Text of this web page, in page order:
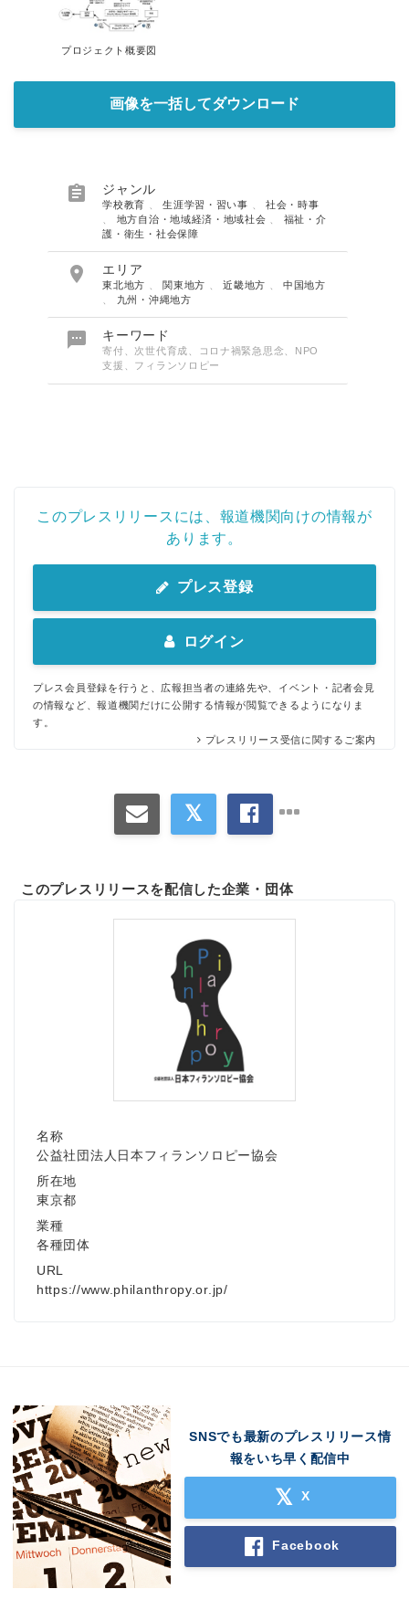
プロジェクト概要図
画像を一括してダウンロード
 ジャンル
学校教育 、生涯学習・習い事
社会・時事
地方自治・地域経済・地域社会
福祉・介
護・衛生・社会保障
 エリア
東北地方 、関東地方 、近畿地方 、中国地方
九州・沖縄地方
 キーワード
寄付、次世代育成、コロナ禍緊急思念、NPO
支援、フィランソロピー
このプレスリリースには、報道機関向けの情報が
あります。
プレス登録
ログイン
プレス会員登録を行うと、広報担当者の連絡先や、イベント・記者会見
の情報など、報道機関だけに公開する情報が閲覧できるようになりま
す。
プレスリリース受信に関するご案内
このプレスリリースを配信した企業・団体
名称
公益社団法人日本フィランソロピー協会
所在地
東京都
業種
各種団体
URL
https://www.philanthropy.or.jp/
SNSでも最新のプレスリリース情
報をいち早く配信中
X
Facebook